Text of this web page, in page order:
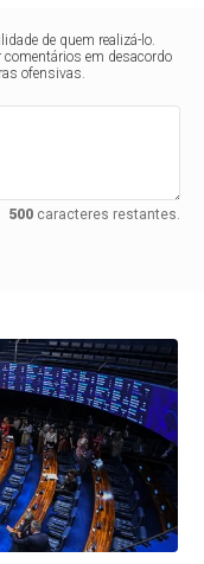
de quem realizá-lo.
comentários em desacordo
ofensivas.
500caracteres restantes.